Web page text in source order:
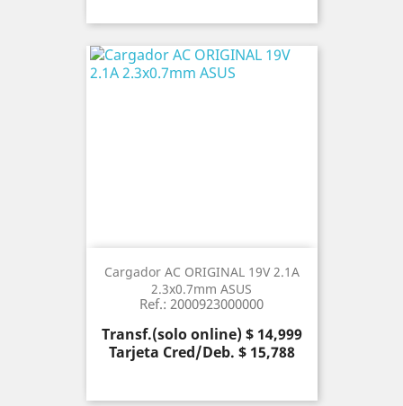
Cargador AC ORIGINAL 19V 2.1A
2.3x0.7mm ASUS
Ref.: 2000923000000
Precio
Transf.(solo online) $ 14,999
Tarjeta Cred/Deb. $ 15,788